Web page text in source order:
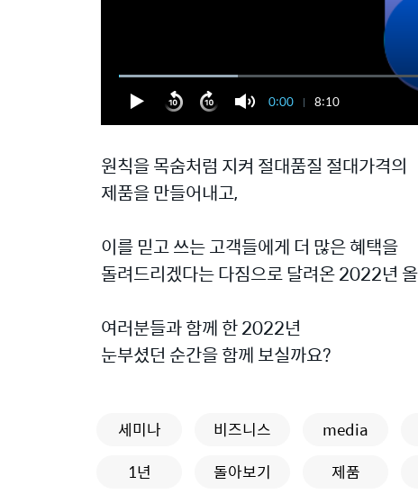
0:00 8:10
원칙을 목숨처럼 지켜 절대품질 절대가격의
제품을 만들어내고,
이를 믿고 쓰는 고객들에게 더 많은 혜택을
돌려드리겠다는 다짐으로 달려온 2022년
여러분들과 함께 한 2022년
눈부셨던 순간을 함께 보실까요?
세미나 비즈니스 media
1년
돌아보기 제품